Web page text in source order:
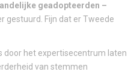
geadopteerden –
gestuurd. Fijn dat er Tweede
door het expertisecentrum laten
van stemmen